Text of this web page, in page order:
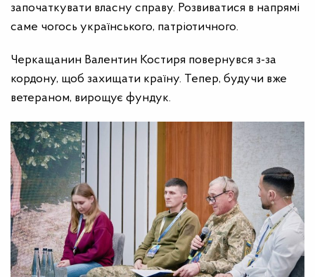
започаткувати власну справу. Розвиватися в напрямі
саме чогось українського, патріотичного.
Черкащанин Валентин Костиря повернувся з-за
кордону, щоб захищати країну. Тепер, будучи вже
ветераном, вирощує фундук.